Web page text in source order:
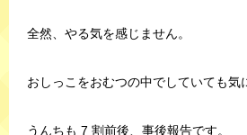
全然、やる気を感じません。
おしっこをおむつの中でしていても気
うんちも 7 割前後、事後報告です。